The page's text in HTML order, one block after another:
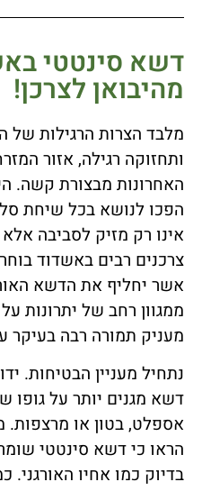
דשא סינטטי
מהיבואן לצרכן!
מלבד הצרות הרגילות של
ותחזוקה רגילה, אזור
האחרונות מבצורת קשה.
הפכו לנושא בכל שיחת
אינו רק מזיק לסביבה
צרכנים רבים באשדוד
אשר יחליף את הדשא
ממגוון רחב של יתרונות
מעניק תמורה רבה בעיקר
נתחיל מעניין הבטיחות.
דשא מגנים יותר על
אספלט, בטון או
הראו כי דשא סינטטי
בדיוק כמו אחיו האורגני.